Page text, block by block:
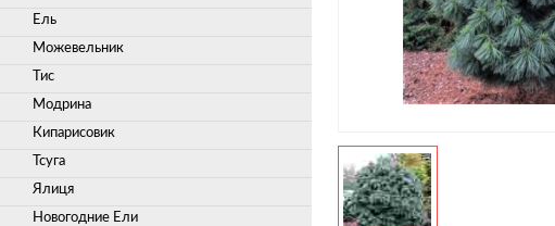
Ель
Можевельник
Тис
Модрина
Кипарисовик
Тсуга
Ялиця
Новогодние Ели